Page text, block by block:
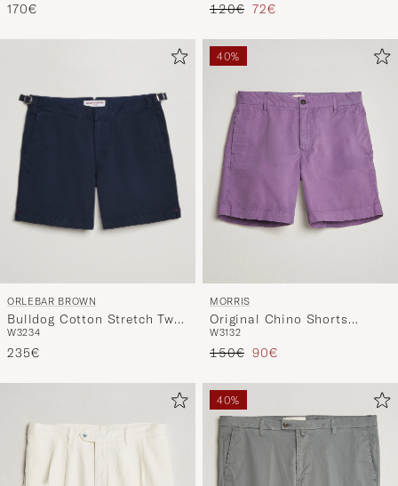
170€ Regulärer Preis
120€ Reduzierter Preis
72€
ORLEBAR BROWN
Bulldog Cotton Stretch Twill
Shorts Dark Navy
W3234
235€
40%
MORRIS
Original Chino Shorts
Purple
W3132
Regulärer Preis
150€ Reduzierter Preis
90€
40%